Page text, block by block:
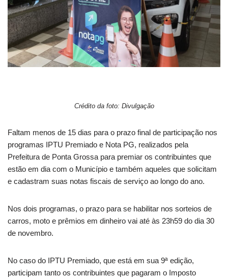
Crédito da foto: Divulgação
Faltam menos de 15 dias para o prazo final de participação nos
programas IPTU Premiado e Nota PG, realizados pela
Prefeitura de Ponta Grossa para premiar os contribuintes que
estão em dia com o Município e também aqueles que solicitam
e cadastram suas notas fiscais de serviço ao longo do ano.
Nos dois programas, o prazo para se habilitar nos sorteios de
carros, moto e prêmios em dinheiro vai até às 23h59 do dia 30
de novembro.
No caso do IPTU Premiado, que está em sua 9ª edição,
participam tanto os contribuintes que pagaram o Imposto